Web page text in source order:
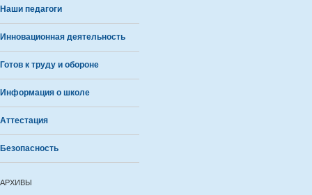
Наши педагоги
Инновационная деятельность
Готов к труду и обороне
Информация о школе
Аттестация
Безопасность
АРХИВЫ